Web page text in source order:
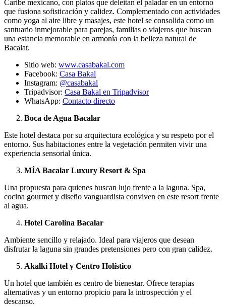
Caribe mexicano, con platos que deleitan el paladar en un entorno
que fusiona sofisticación y calidez. Complementado con actividades
como yoga al aire libre y masajes, este hotel se consolida como un
santuario inmejorable para parejas, familias o viajeros que buscan
una estancia memorable en armonía con la belleza natural de
Bacalar.
Sitio web: www.casabakal.com
Facebook: Casa Bakal
Instagram: @casabakal
Tripadvisor: Casa Bakal en Tripadvisor
WhatsApp: Contacto directo
Boca de Agua Bacalar
Este hotel destaca por su arquitectura ecológica y su respeto por el
entorno. Sus habitaciones entre la vegetación permiten vivir una
experiencia sensorial única.
MÍA Bacalar Luxury Resort & Spa
Una propuesta para quienes buscan lujo frente a la laguna. Spa,
cocina gourmet y diseño vanguardista conviven en este resort frente
al agua.
Hotel Carolina Bacalar
Ambiente sencillo y relajado. Ideal para viajeros que desean
disfrutar la laguna sin grandes pretensiones pero con gran calidez.
Akalki Hotel y Centro Holístico
Un hotel que también es centro de bienestar. Ofrece terapias
alternativas y un entorno propicio para la introspección y el
descanso.